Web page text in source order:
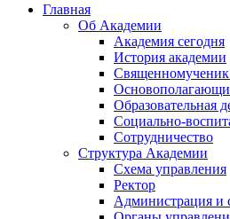
Главная
Об Академии
Академия сегодня
История академии
Образовательная
Социально-
Сотрудничество
Структура Академии
Схема управления
Ректор
Администрация и